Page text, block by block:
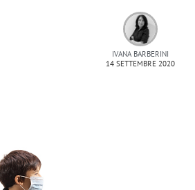
IVANA BARBERINI
14 SETTEMBRE 2020